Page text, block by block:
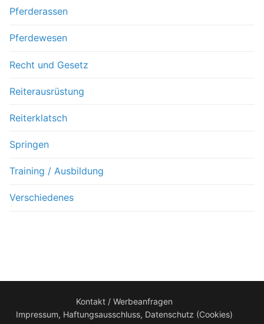
Pferderassen
Pferdewesen
Recht und Gesetz
Reiterausrüstung
Reiterklatsch
Springen
Training / Ausbildung
Verschiedenes
Kontakt / Werbeanfragen
Impressum, Haftungsausschluss, Datenschutz (Cookies)